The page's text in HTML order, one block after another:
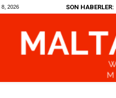
8, 2026 SON HABERLER: